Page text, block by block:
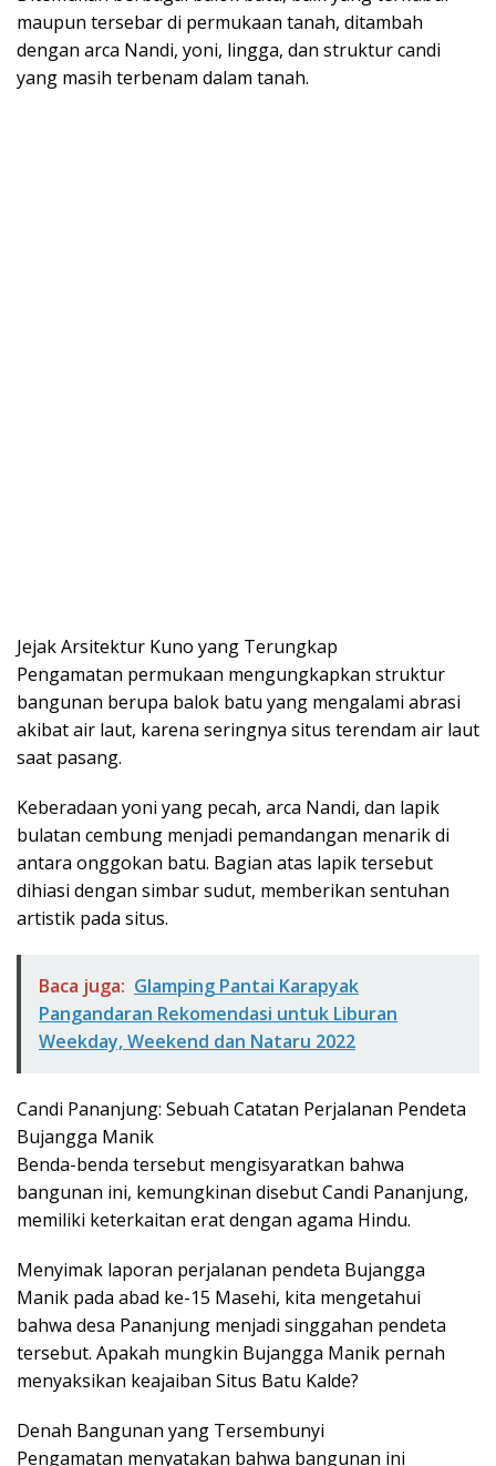
maupun tersebar di permukaan tanah, ditambah
dengan arca Nandi, yoni, lingga, dan struktur candi
yang masih terbenam dalam tanah.
Jejak Arsitektur Kuno yang Terungkap
Pengamatan permukaan mengungkapkan struktur
bangunan berupa balok batu yang mengalami abrasi
akibat air laut, karena seringnya situs terendam air laut
saat pasang.
Keberadaan yoni yang pecah, arca Nandi, dan lapik
bulatan cembung menjadi pemandangan menarik di
antara onggokan batu. Bagian atas lapik tersebut
dihiasi dengan simbar sudut, memberikan sentuhan
artistik pada situs.
Baca juga: Glamping Pantai Karapyak
Pangandaran Rekomendasi untuk Liburan
Weekday, Weekend dan Nataru 2022
Candi Pananjung: Sebuah Catatan Perjalanan Pendeta
Bujangga Manik
Benda-benda tersebut mengisyaratkan bahwa
bangunan ini, kemungkinan disebut Candi Pananjung,
memiliki keterkaitan erat dengan agama Hindu.
Menyimak laporan perjalanan pendeta Bujangga
Manik pada abad ke-15 Masehi, kita mengetahui
bahwa desa Pananjung menjadi singgahan pendeta
tersebut. Apakah mungkin Bujangga Manik pernah
menyaksikan keajaiban Situs Batu Kalde?
Denah Bangunan yang Tersembunyi
Pengamatan menyatakan bahwa bangunan ini